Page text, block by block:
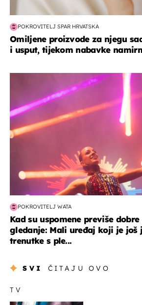
POKROVITELJ SPAR HRVATSKA
Omiljene proizvode za njegu
i usput, tijekom nabavke
POKROVITELJ WATA
Kad su uspomene previše
gledanje: Mali uređaj koji je još
trenutke s ple...
SVI ČITAJU OVO
TV